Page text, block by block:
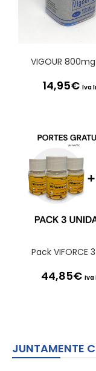
VIGOUR 800mg
14,95€ Iva
Pack VIFORCE
44,85€ Iva
JUNTAMENTE